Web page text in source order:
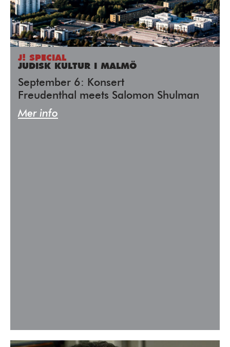
J! SPECIAL
JUDISK KULTUR I MALMÖ
September 6: Konsert
Freudenthal meets Salomon Shulman
Mer info